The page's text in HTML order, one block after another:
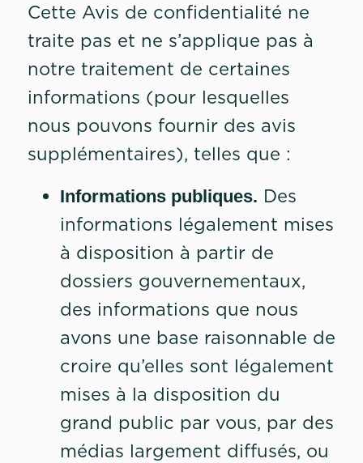
Cette Avis de confidentialité ne
traite pas et ne s’applique pas à
notre traitement de certaines
informations (pour lesquelles
nous pouvons fournir des avis
supplémentaires), telles que :
Informations publiques. Des
informations légalement mises
à disposition à partir de
dossiers gouvernementaux,
des informations que nous
avons une base raisonnable de
croire qu’elles sont légalement
mises à la disposition du
grand public par vous, par des
médias largement diffusés, ou